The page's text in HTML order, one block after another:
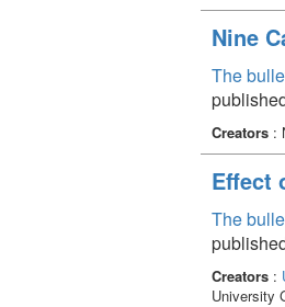
Nine
The
Creators :
Effect
The
Creators :
University